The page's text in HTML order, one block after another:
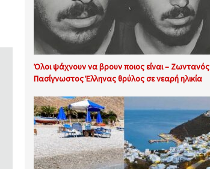
Όλοι ψάχνουν να βρουν ποιος είναι – Ζωντανός
Πασίγνωστος Έλληνας θρύλος σε νεαρή ηλικία